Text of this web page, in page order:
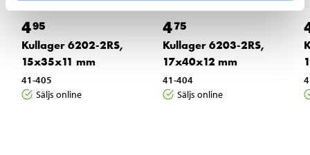
495
Kullager 6202-2RS,
15x35x11 mm
41-405
Säljs online
475
Kullager 6203-2RS,
17x40x12 mm
41-404
Säljs online